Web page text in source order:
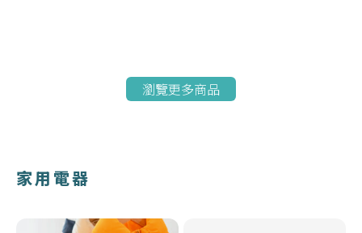
瀏覽更多商品
家用電器